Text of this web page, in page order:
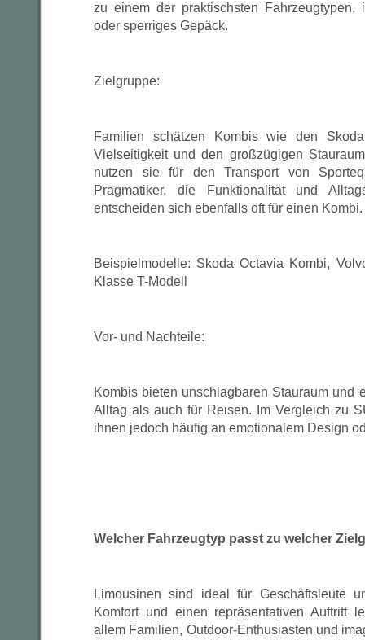
zu einem der praktischsten
oder sperriges Gepäck.
Zielgruppe:
Familien schätzen Kombis wie den
Vielseitigkeit und den großzügigen
nutzen sie für den Transport von
Pragmatiker, die Funktionalität und
entscheiden sich ebenfalls oft für einen Kombi.
Beispielmodelle: Skoda Octavia Kombi,
Klasse T-Modell
Vor- und Nachteile:
Kombis bieten unschlagbaren Stauraum und
Alltag als auch für Reisen. Im Vergleich zu
ihnen jedoch häufig an emotionalem Design
Welcher Fahrzeugtyp passt zu welcher
Limousinen sind ideal für Geschäftsleute
Komfort und einen repräsentativen Auftritt
allem Familien, Outdoor-Enthusiasten und